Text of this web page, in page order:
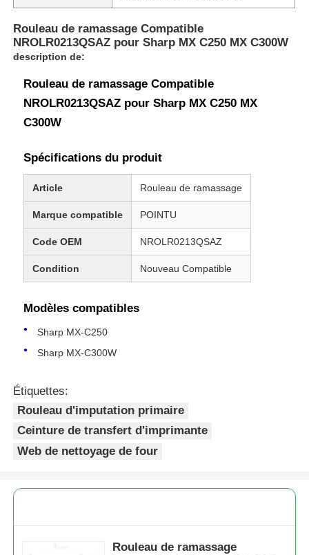
Rouleau de ramassage Compatible
NROLR0213QSAZ pour Sharp MX C250 MX C300W
description de:
Rouleau de ramassage Compatible
NROLR0213QSAZ pour Sharp MX C250 MX
C300W
Spécifications du produit
Article Rouleau de ramassage
Marque compatible POINTU
Code OEM NROLR0213QSAZ
Condition Nouveau Compatible
Modèles compatibles
Sharp MX-C250
Sharp MX-C300W
Étiquettes:
Rouleau d'imputation primaire
Ceinture de transfert d'imprimante
Web de nettoyage de four
Rouleau de ramassage